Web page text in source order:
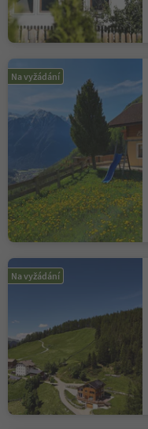
Na vyžádání
Na vyžádání